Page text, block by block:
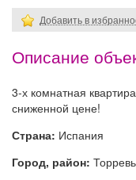
Добавить в
Описание
3-х комнатная
сниженной цене!
Страна: Испания
Город, район: